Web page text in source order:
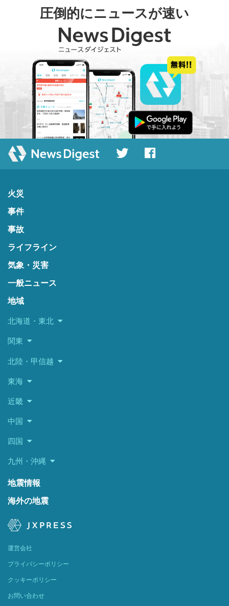
圧倒的にニュースが速い
火災
事件
事故
ライフライン
気象・災害
一般ニュース
地域
北海道・東北
関東
北陸・甲信越
東海
近畿
中国
四国
九州・沖縄
地震情報
海外の地震
運営会社
プライバシーポリシー
クッキーポリシー
お問い合わせ